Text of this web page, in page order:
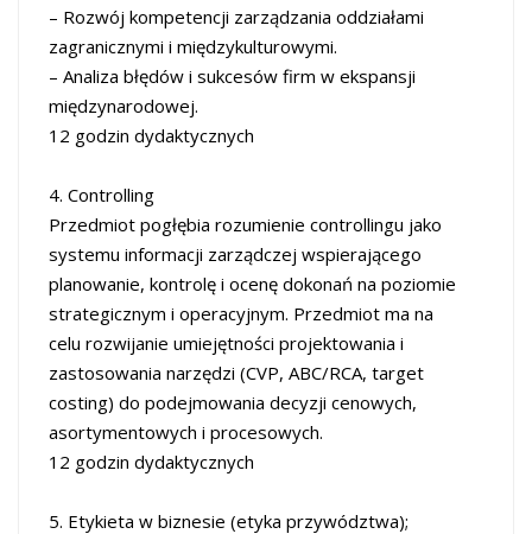
– Rozwój kompetencji zarządzania oddziałami
zagranicznymi i międzykulturowymi.
– Analiza błędów i sukcesów firm w ekspansji
międzynarodowej.
12 godzin dydaktycznych
4. Controlling
Przedmiot pogłębia rozumienie controllingu jako
systemu informacji zarządczej wspierającego
planowanie, kontrolę i ocenę dokonań na poziomie
strategicznym i operacyjnym. Przedmiot ma na
celu rozwijanie umiejętności projektowania i
zastosowania narzędzi (CVP, ABC/RCA, target
costing) do podejmowania decyzji cenowych,
asortymentowych i procesowych.
12 godzin dydaktycznych
5. Etykieta w biznesie (etyka przywództwa);